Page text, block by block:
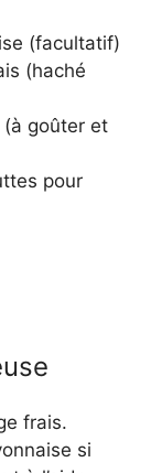
(facultatif)
(haché
(à goûter et
pour
frais.
si